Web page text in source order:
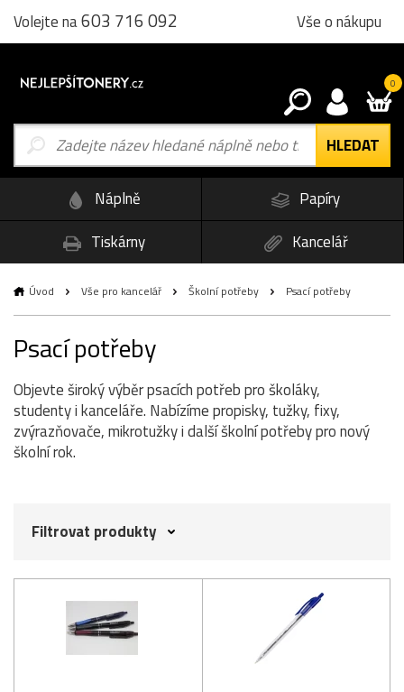
Volejte na603 716 092 Vše o nákupu
0
Náplně
Papíry
Tiskárny
Kancelář
Úvod Vše pro kancelář Školní potřeby Psací potřeby
Psací potřeby
Objevte široký výběr psacích potřeb pro školáky,
studenty i kanceláře. Nabízíme propisky, tužky, fixy,
zvýrazňovače, mikrotužky i další školní potřeby pro nový
školní rok.
Filtrovat produkty